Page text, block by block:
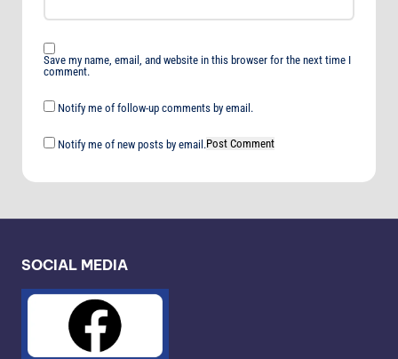
Save my name, email, and website in this browser for the next time I
comment.
Notify me of follow-up comments by email.
Notify me of new posts by email.
SOCIAL MEDIA